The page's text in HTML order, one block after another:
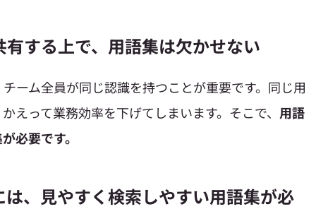
する上で、用語集は欠かせない
ーム全員が同じ認識を持つことが重要です。同じ用
えって業務効率を下げてしまいます。そこで、 用語
必要です。
、見やすく検索しやすい用語集が必